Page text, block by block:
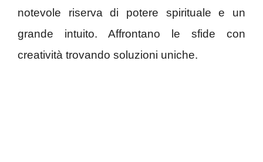
notevole riserva di potere spirituale e un
grande intuito. Affrontano le sfide con
creatività trovando soluzioni uniche.